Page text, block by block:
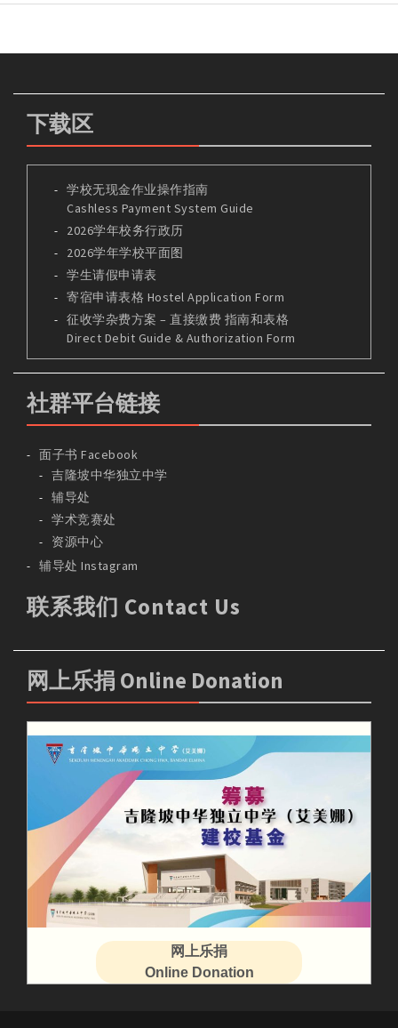
下载区
学校无现金作业操作指南
Cashless Payment System Guide
2026学年校务行政历
2026学年学校平面图
学生请假申请表
寄宿申请表格 Hostel Application Form
征收学杂费方案 – 直接缴费 指南和表格
Direct Debit Guide & Authorization Form
社群平台链接
面子书 Facebook
吉隆坡中华独立中学
辅导处
学术竞赛处
资源中心
辅导处 Instagram
联系我们 Contact Us
网上乐捐 Online Donation
网上乐捐
Online Donation